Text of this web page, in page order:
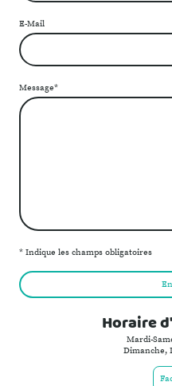
E-Mail
Message*
* Indique les champs obligatoires
Horaire
Mardi-